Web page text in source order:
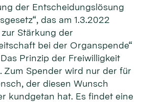
der Entscheidungslösung
das am 1.3.2022
Stärkung der
bei der Organspende“
Prinzip der Freiwilligkeit
Zum Spender wird nur der für
der diesen Wunsch
kundgetan hat. Es findet eine